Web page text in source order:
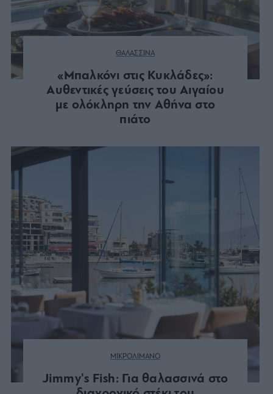
ΘΑΛΑΣΣΙΝΑ
«Μπαλκόνι στις Κυκλάδες»:
Αυθεντικές γεύσεις του Αιγαίου
με ολόκληρη την Αθήνα στο
πιάτο
ΜΙΚΡΟΛΙΜΑΝΟ
Jimmy's Fish: Για θαλασσινά στο